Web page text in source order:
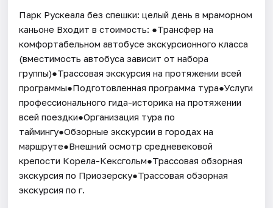
Парк Рускеала без спешки: целый день в мраморном
каньоне Входит в стоимость: ●Трансфер на
комфортабельном автобусе экскурсионного класса
(вместимость автобуса зависит от набора
группы)●Трассовая экскурсия на протяжении всей
программы●Подготовленная программа тура●Услуги
профессионального гида-историка на протяжении
всей поездки●Организация тура по
таймингу●Обзорные экскурсии в городах на
маршруте●Внешний осмотр средневековой
крепости Корела-Кексгольм●Трассовая обзорная
экскурсия по Приозерску●Трассовая обзорная
экскурсия по г.